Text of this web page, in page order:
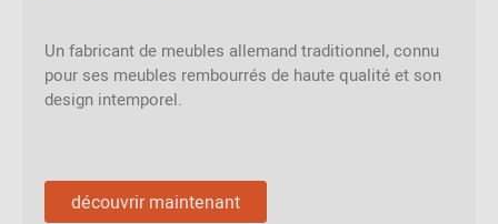
Un fabricant de meubles allemand traditionnel, connu
pour ses meubles rembourrés de haute qualité et son
design intemporel.
découvrir maintenant